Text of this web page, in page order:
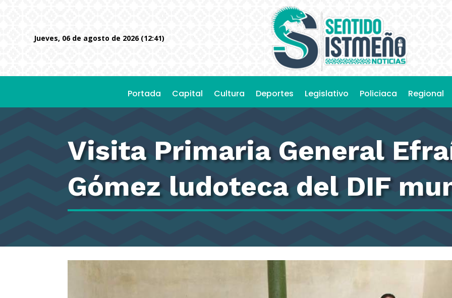
jueves, 06 de agosto de 2026 (12:41)
Portada Capital Cultura Deportes Legislativo Policiaca Regional
Visita Primaria General
Gómez ludoteca del DIF